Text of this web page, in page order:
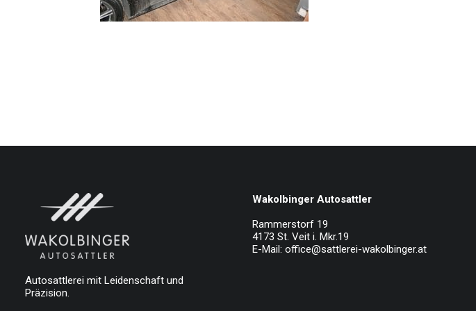
Autosattlerei mit Leidenschaft und
Präzision.
Wakolbinger Autosattler
Rammerstorf 19
4173 St. Veit i. Mkr.19
E-Mail: office@sattlerei-wakolbinger.at